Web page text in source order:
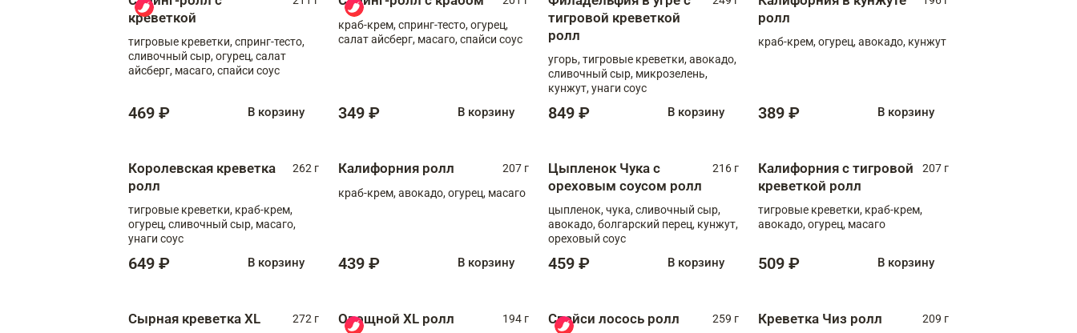
креветкой
тигровые креветки, спринг-тесто,
сливочный сыр, огурец, салат
айсберг, масаго, спайси соус
469 ₽ В корзину
краб-крем, спринг-тесто, огурец,
салат айсберг, масаго, спайси соус
349 ₽ В корзину
тигровой креветкой
ролл
угорь, тигровые креветки, авокадо,
сливочный сыр, микрозелень,
кунжут, унаги соус
849 ₽ В корзину
ролл
краб-крем, огурец, авокадо, кунжут
389 ₽ В корзину
Королевская креветка
ролл
262 г
тигровые креветки, краб-крем,
огурец, сливочный сыр, масаго,
унаги соус
649 ₽ В корзину
Калифорния ролл
207 г
краб-крем, авокадо, огурец, масаго
439 ₽ В корзину
Цыпленок Чука с
ореховым соусом ролл
216 г
цыпленок, чука, сливочный сыр,
авокадо, болгарский перец, кунжут,
ореховый соус
459 ₽ В корзину
Калифорния с тигровой
креветкой ролл
207 г
тигровые креветки, краб-крем,
авокадо, огурец, масаго
509 ₽ В корзину
Сырная креветка XL
272 г Овощной XL ролл 194 г Спайси лосось ролл 259 г Креветка Чиз ролл 209 г